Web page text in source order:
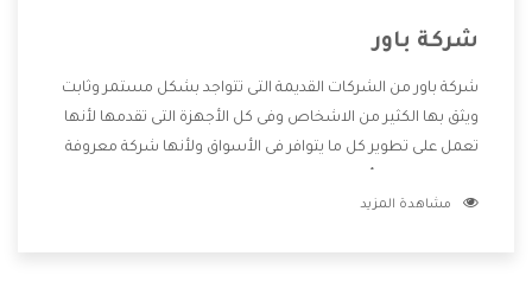
شركة باور
شركة باور من الشركات القديمة التى تتواجد بشكل مستمر وثابت
ويثق بها الكثير من الاشخاص وفى كل الأجهزة التى تقدمها لأنها
تعمل على تطوير كل ما يتوافر فى الأسواق ولأنها شركة معروفة
للعملاء أقوى العروض والخصومات التى تسهل على المستهلك
مشاهدة المزيد